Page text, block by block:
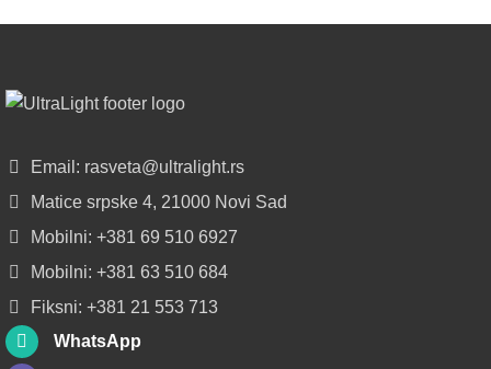
LED
SA
U
ROLNAMA
POGLEDAJ
Email: rasveta@ultralight.rs
Matice srpske 4, 21000 Novi Sad
Mobilni: +381 69 510 6927
Mobilni: +381 63 510 684
Fiksni: +381 21 553 713
WhatsApp